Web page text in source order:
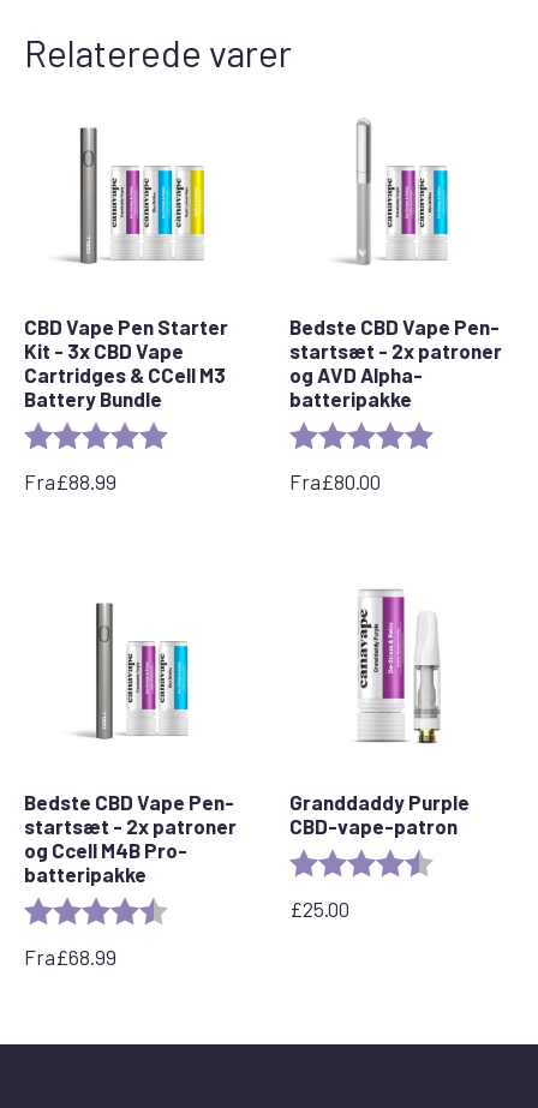
Relaterede varer
CBD Vape Pen Starter
Kit - 3x CBD Vape
Cartridges & CCell M3
Battery Bundle
Bedømmelse: 5,0 ud af 5 stjerner
Fra£88.99
Bedste CBD Vape Pen-
startsæt - 2x patroner
og AVD Alpha-
batteripakke
Bedømmelse: 5,0 ud af 5
Fra£80.00
Bedste CBD Vape Pen-
startsæt - 2x patroner
og Ccell M4B Pro-
batteripakke
Bedømmelse: 4,7 ud af 5 stjerner
Fra£68.99
Granddaddy Purple
CBD-vape-patron
Bedømmelse: 4,5 ud af 5
£25.00